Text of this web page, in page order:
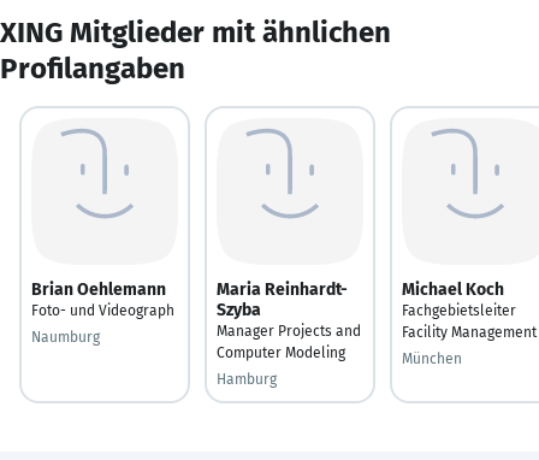
XING Mitglieder mit ähnlichen
Profilangaben
Brian Oehlemann
Foto- und Videograph
Naumburg
Maria Reinhardt-
Szyba
Manager Projects and
Computer Modeling
Hamburg
Michael Koch
Fachgebietsleiter
Facility Management
München